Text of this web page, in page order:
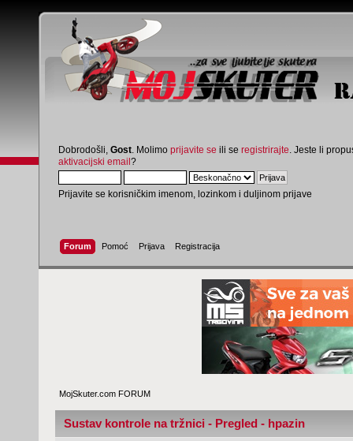
Dobrodošli, Gost . Molimo prijavite se ili se registrirajte . Jeste li
aktivacijski email?
Prijavite se korisničkim imenom, lozinkom i duljinom prijave
Forum Pomoć Prijava Registracija
MojSkuter.com FORUM
Sustav kontrole na tržnici - Pregled - hpazin